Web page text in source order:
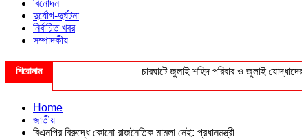
বিনোদন
দুর্যোগ-দুর্ঘটনা
নির্বাচিত খবর
সম্পাদকীয়
শিরোনাম চারঘাটে জুলাই শহিদ পরিবার ও জুলাই যোদ্ধাদের
Home
জাতীয়
বিএনপির বিরুদ্ধে কোনো রাজনৈতিক মামলা নেই: প্রধানমন্ত্রী